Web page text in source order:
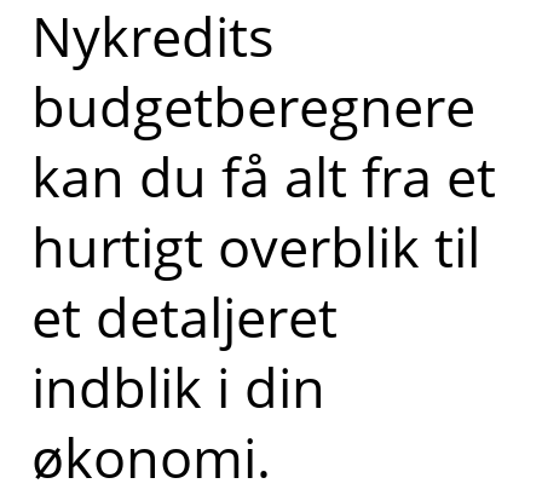
Nykredits
budgetberegnere
kan du få alt fra et
hurtigt overblik til
et detaljeret
indblik i din
økonomi.